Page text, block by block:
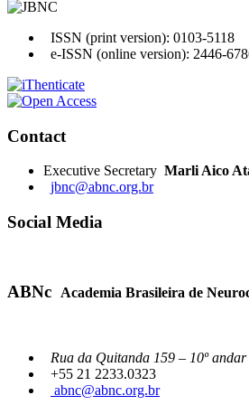
ISSN (print version): 0103-5118
e-ISSN (online version): 2446-
Contact
Executive Secretary Marli Aico
jbnc@abnc.org.br
Social Media
ABNc Academia Brasileira de
Rua da Quitanda 159 – 10º
+55 21 2233.0323
abnc@abnc.org.br